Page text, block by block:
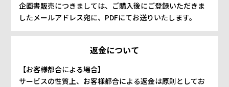
企画書販売につきましては、ご購入後にご登録いただきま
したメールアドレス宛に、PDFにてお送りいたします。
返金について
【お客様都合による場合】
サービスの性質上、お客様都合による返金は原則としてお